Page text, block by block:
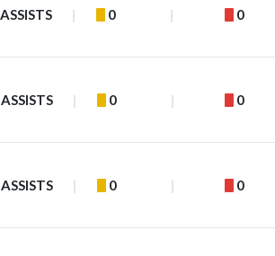
ASSISTS 0 0
ASSISTS 0 0
ASSISTS 0 0